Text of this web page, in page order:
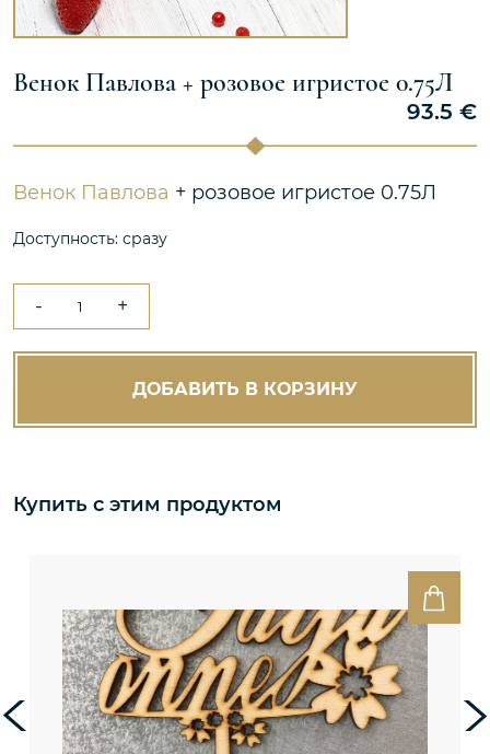
Венок Павлова + розовое игристое 0.75Л
93.5 €
Венок Павлова + розовое игристое 0.75Л
Доступность: сразу
- +
ДОБАВИТЬ В КОРЗИНУ
Купить с этим продуктом